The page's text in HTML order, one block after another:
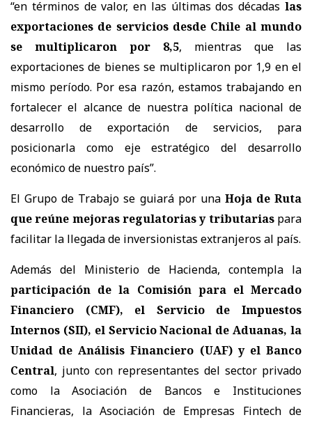
“en términos de valor, en las últimas dos décadas las
exportaciones de servicios desde Chile al mundo
se multiplicaron por 8,5, mientras que las
exportaciones de bienes se multiplicaron por 1,9 en el
mismo período. Por esa razón, estamos trabajando en
fortalecer el alcance de nuestra política nacional de
desarrollo de exportación de servicios, para
posicionarla como eje estratégico del desarrollo
económico de nuestro país”.
El Grupo de Trabajo se guiará por una Hoja de Ruta
que reúne mejoras regulatorias y tributariaspara
facilitar la llegada de inversionistas extranjeros al país.
Además del Ministerio de Hacienda, contempla la
participación de la Comisión para el Mercado
Financiero (CMF), el Servicio de Impuestos
Internos (SII), el Servicio Nacional de Aduanas, la
Unidad de Análisis Financiero (UAF) y el Banco
Central, junto con representantes del sector privado
como la Asociación de Bancos e Instituciones
Financieras, la Asociación de Empresas Fintech de